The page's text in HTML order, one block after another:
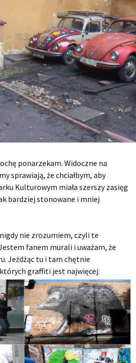
ponarzekam. Widoczne na
sprawiają, że chciałbym, aby
Kulturowym miała szerszy zasięg
bardziej stonowane i mniej
nie zrozumiem, czyli te
fanem murali i uważam, że
Jeżdżąc tu i tam chętnie
graffiti jest najwięcej: